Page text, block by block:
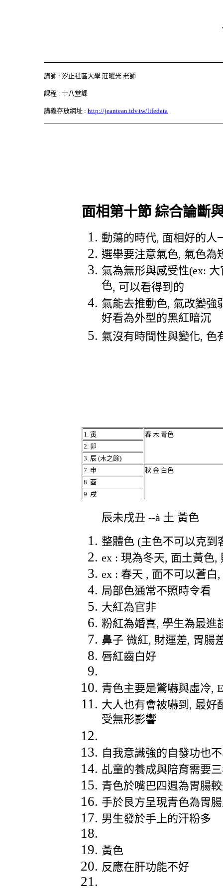
講師 : 汐止社區大學 莊曜光 老師
課程 : 十八堂課
講義存放網址 : http://jeantean.idv.tw/lifedata
面相第十節 綜合論斷
動蕩的時代, 面相好的人
選舉要注意氣色, 氣色為
氣為無形與感受性(ex: 大
色, 可以看得到的
氣能去推動色, 氣改變強
好看為外型的黑紅暗沉
氣沒有時間性與變化, 色
1. 寅 春 木 青色
2. 卯
3. 辰 (木之餘)
7. 申 秋 金 白色
8. 酉
9. 戌
辰未戌丑 --à 土 黃色
整體色 (主色不可以克到
ex : 現為冬天, 面土黃色,
ex : 春天 , 面不可以蒼白,
局部色通常不照時令看
大紅為官非
粉紅為婚喜, 學生為最進
鼻子 微紅, 財運差, 胃腸
唇紅齒白好
青色主要是驚嚇與虛冷,
大人也有會被嚇到 , 最好
受無形影響
自我意識強的自發功也
乩童的養成與陪育需要
青色於嘴巴四週為胃腸
手於艮方呈現青色為胃
男生發於手上的汗粉多
黃色
反應在肝功能不好